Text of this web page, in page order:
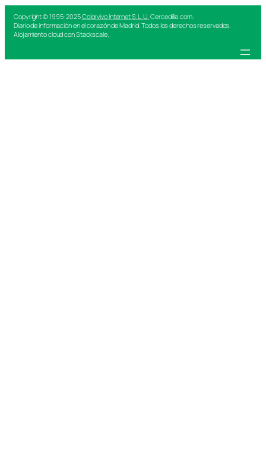
Copyright © 1995-2025Colorvivo Internet S.L.U. Cercedilla.com.
Diario de información en el corazón de Madrid. Todos los derechos reservados.
Alojamiento cloud con Stackscale.